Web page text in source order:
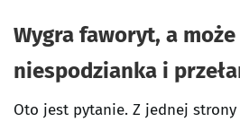
Wygra faworyt, a
niespodzianka i
Oto jest pytanie. Z jednej strony